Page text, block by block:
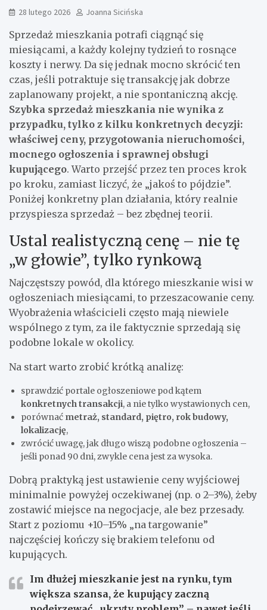
28 lutego 2026 Joanna Sicińska
Sprzedaż mieszkania potrafi ciągnąć się
miesiącami, a każdy kolejny tydzień to rosnące
koszty i nerwy. Da się jednak mocno skrócić ten
czas, jeśli potraktuje się transakcję jak dobrze
zaplanowany projekt, a nie spontaniczną akcję.
Szybka sprzedaż mieszkania nie wynika z
przypadku, tylko z kilku konkretnych decyzji:
właściwej ceny, przygotowania nieruchomości,
mocnego ogłoszenia i sprawnej obsługi
kupującego. Warto przejść przez ten proces krok
po kroku, zamiast liczyć, że „jakoś to pójdzie”.
Poniżej konkretny plan działania, który realnie
przyspiesza sprzedaż – bez zbędnej teorii.
Ustal realistyczną cenę – nie tę
„w głowie”, tylko rynkową
Najczęstszy powód, dla którego mieszkanie wisi w
ogłoszeniach miesiącami, to przeszacowanie ceny.
Wyobrażenia właścicieli często mają niewiele
wspólnego z tym, za ile faktycznie sprzedają się
podobne lokale w okolicy.
Na start warto zrobić krótką analizę:
sprawdzić portale ogłoszeniowe pod kątem
konkretnych transakcji, a nie tylko wystawionych cen,
porównać metraż, standard, piętro, rok budowy,
lokalizację,
zwrócić uwagę, jak długo wiszą podobne ogłoszenia –
jeśli ponad 90 dni, zwykle cena jest za wysoka.
Dobrą praktyką jest ustawienie ceny wyjściowej
minimalnie powyżej oczekiwanej (np. o 2–3%), żeby
zostawić miejsce na negocjacje, ale bez przesady.
Start z poziomu +10–15% „na targowanie”
najczęściej kończy się brakiem telefonu od
kupujących.
Im dłużej mieszkanie jest na rynku, tym
większa szansa, że kupujący zaczną